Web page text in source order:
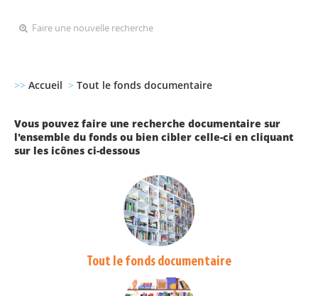
Faire une nouvelle recherche
>> Accueil > Tout le fonds documentaire
Vous pouvez faire une recherche documentaire sur
l'ensemble du fonds ou bien cibler celle-ci en cliquant
sur les icônes ci-dessous
Tout le fonds documentaire